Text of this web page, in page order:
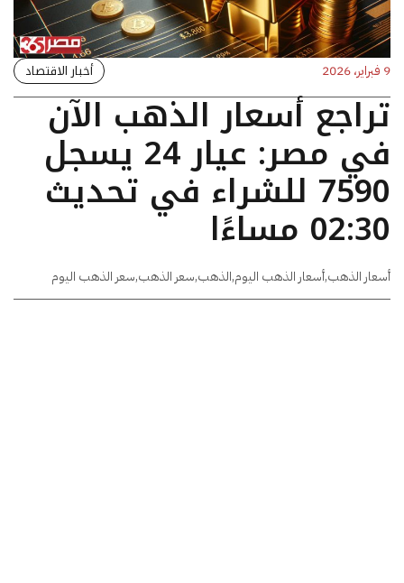
9 فبراير، 2026 أخبار الاقتصاد
تراجع أسعار الذهب الآن
في مصر: عيار 24 يسجل
7590 للشراء في تحديث
02:30 مساءًا
أسعار الذهب,أسعار الذهب اليوم,الذهب,سعر الذهب,سعر الذهب اليوم